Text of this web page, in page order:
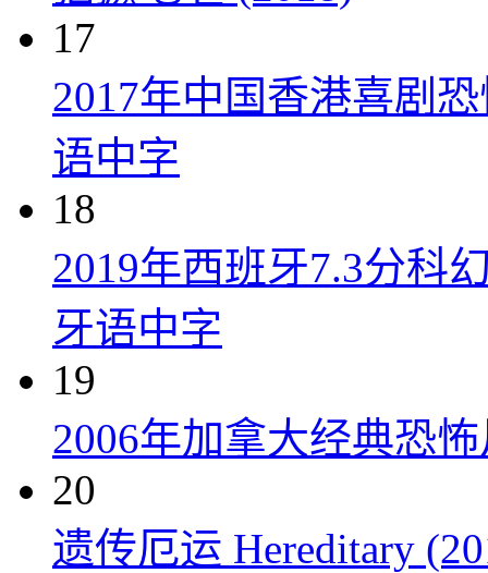
17
2017年中国香港喜剧
语中字
18
2019年西班牙7.3分科
牙语中字
19
2006年加拿大经典恐
20
遗传厄运 Hereditary